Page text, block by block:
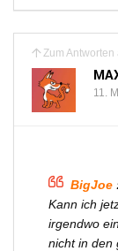
Zum Antworten
11.
BigJoe
Kann ich
irgendwo
nicht in den